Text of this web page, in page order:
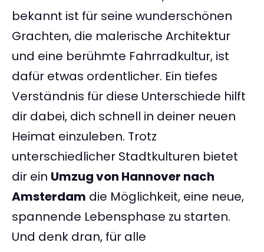
bekannt ist für seine wunderschönen
Grachten, die malerische Architektur
und eine berühmte Fahrradkultur, ist
dafür etwas ordentlicher. Ein tiefes
Verständnis für diese Unterschiede hilft
dir dabei, dich schnell in deiner neuen
Heimat einzuleben. Trotz
unterschiedlicher Stadtkulturen bietet
dir ein Umzug von Hannover nach
Amsterdam die Möglichkeit, eine neue,
spannende Lebensphase zu starten.
Und denk dran, für alle